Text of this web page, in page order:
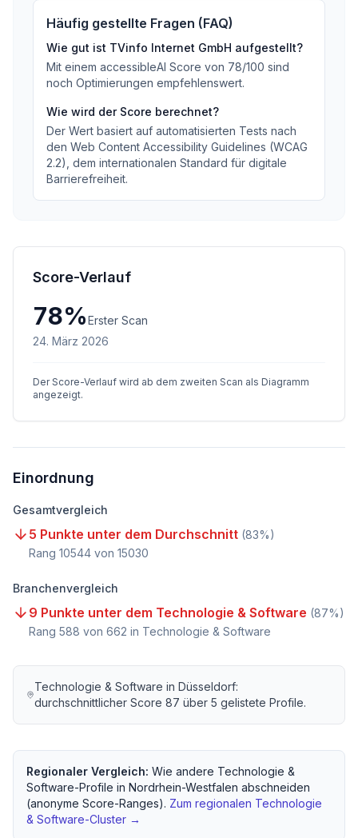
Häufig gestellte Fragen (FAQ)
Wie gut ist TVinfo Internet GmbH aufgestellt?
Mit einem accessibleAI Score von 78/100 sind
noch Optimierungen empfehlenswert.
Wie wird der Score berechnet?
Der Wert basiert auf automatisierten Tests nach
den Web Content Accessibility Guidelines (WCAG
2.2), dem internationalen Standard für digitale
Barrierefreiheit.
Score-Verlauf
78%Erster Scan
24. März 2026
Der Score-Verlauf wird ab dem zweiten Scan als Diagramm
angezeigt.
Einordnung
Gesamtvergleich
5 Punkte unter dem Durchschnitt (83%)
Rang 10544 von 15030
Branchenvergleich
9 Punkte unter dem Technologie & Software (87%)
Rang 588 von 662 in Technologie & Software
Technologie & Software in Düsseldorf:
durchschnittlicher Score 87 über 5 gelistete Profile.
Regionaler Vergleich: Wie andere Technologie &
Software-Profile in Nordrhein-Westfalen abschneiden
(anonyme Score-Ranges). Zum regionalen Technologie
& Software-Cluster →